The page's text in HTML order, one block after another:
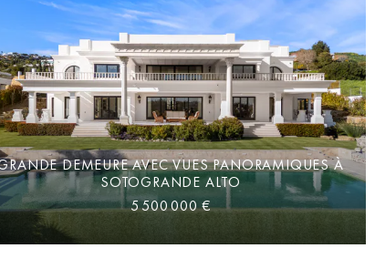
DEMEURE AVEC VUES PANORAMIQUES À
SOTOGRANDE ALTO
5 500 000 €